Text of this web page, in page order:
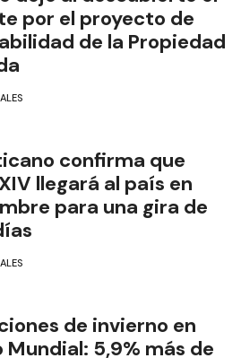
por el proyecto de
de la Propiedad
confirma que
llegará al país en
para una gira de
de invierno en
Mundial: 5,9% más de